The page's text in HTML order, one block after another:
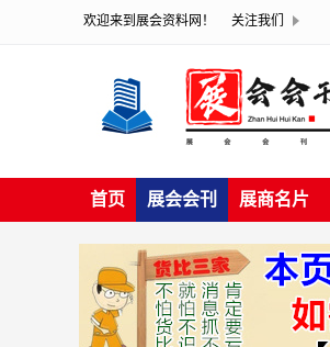
欢迎来到展会资料网！ 关注我们
首页 展会会刊 展商名片